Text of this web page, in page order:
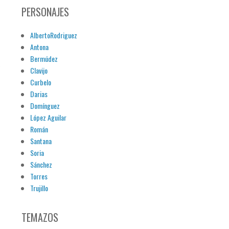
PERSONAJES
AlbertoRodriguez
Antona
Bermúdez
Clavijo
Curbelo
Darias
Domínguez
López Aguilar
Román
Santana
Soria
Sánchez
Torres
Trujillo
TEMAZOS